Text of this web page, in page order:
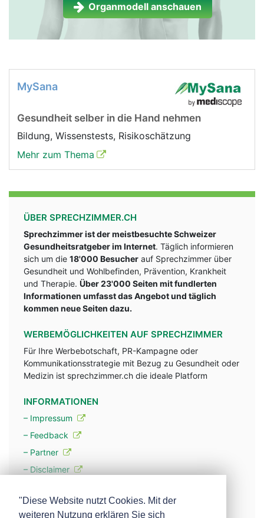
Organmodell anschauen
MySana
Gesundheit selber in die Hand nehmen
Bildung, Wissenstests, Risikoschätzung
Mehr zum Thema
ÜBER SPRECHZIMMER.CH
Sprechzimmer ist der meistbesuchte Schweizer
Gesundheitsratgeber im Internet. Täglich informieren
sich um die 18'000 Besucher auf Sprechzimmer über
Gesundheit und Wohlbefinden, Prävention, Krankheit
und Therapie. Über 23'000 Seiten mit fundlerten
Informationen umfasst das Angebot und täglich
kommen neue Seiten dazu.
WERBEMÖGLICHKEITEN AUF SPRECHZIMMER
Für Ihre Werbebotschaft, PR-Kampagne oder
Kommunikationsstrategie mit Bezug zu Gesundheit oder
Medizin ist sprechzimmer.ch die ideale Platform
INFORMATIONEN
– Impressum
– Feedback
– Partner
– Disclaimer
– Werbung
"Diese Website nutzt Cookies. Mit der
weiteren Nutzung erklären Sie sich